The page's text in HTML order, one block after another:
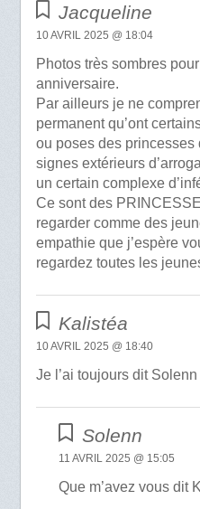
Jacqueline
10 AVRIL 2025 @ 18:04
Photos très sombres
anniversaire.
Par ailleurs je ne
permanent qu’ont
ou poses des princesses
signes extérieurs
un certain complexe
Ce sont des
regarder comme des
empathie que j’espère
regardez toutes les
Kalistéa
10 AVRIL 2025 @ 18:40
Je l’ai toujours dit
Solenn
11 AVRIL 2025 @ 15:05
Que m’avez vous dit